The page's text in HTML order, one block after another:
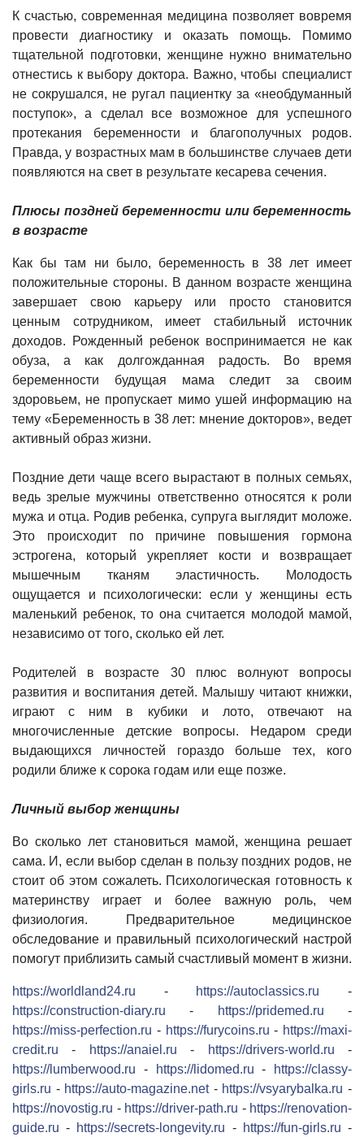
К счастью, современная медицина позволяет вовремя
провести диагностику и оказать помощь. Помимо
тщательной подготовки, женщине нужно внимательно
отнестись к выбору доктора. Важно, чтобы специалист
не сокрушался, не ругал пациентку за «необдуманный
поступок», а сделал все возможное для успешного
протекания беременности и благополучных родов.
Правда, у возрастных мам в большинстве случаев дети
появляются на свет в результате кесарева сечения.
Плюсы поздней беременности или беременность
в возрасте
Как бы там ни было, беременность в 38 лет имеет
положительные стороны. В данном возрасте женщина
завершает свою карьеру или просто становится
ценным сотрудником, имеет стабильный источник
доходов. Рожденный ребенок воспринимается не как
обуза, а как долгожданная радость. Во время
беременности будущая мама следит за своим
здоровьем, не пропускает мимо ушей информацию на
тему «Беременность в 38 лет: мнение докторов», ведет
активный образ жизни.
Поздние дети чаще всего вырастают в полных семьях,
ведь зрелые мужчины ответственно относятся к роли
мужа и отца. Родив ребенка, супруга выглядит моложе.
Это происходит по причине повышения гормона
эстрогена, который укрепляет кости и возвращает
мышечным тканям эластичность. Молодость
ощущается и психологически: если у женщины есть
маленький ребенок, то она считается молодой мамой,
независимо от того, сколько ей лет.
Родителей в возрасте 30 плюс волнуют вопросы
развития и воспитания детей. Малышу читают книжки,
играют с ним в кубики и лото, отвечают на
многочисленные детские вопросы. Недаром среди
выдающихся личностей гораздо больше тех, кого
родили ближе к сорока годам или еще позже.
Личный выбор женщины
Во сколько лет становиться мамой, женщина решает
сама. И, если выбор сделан в пользу поздних родов, не
стоит об этом сожалеть. Психологическая готовность к
материнству играет и более важную роль, чем
физиология. Предварительное медицинское
обследование и правильный психологический настрой
помогут приблизить самый счастливый момент в жизни.
https://worldland24.ru - https://autoclassics.ru -
https://construction-diary.ru - https://pridemed.ru -
https://miss-perfection.ru - https://furycoins.ru - https://maxi-
credit.ru - https://anaiel.ru - https://drivers-world.ru -
https://lumberwood.ru - https://lidomed.ru -
https://classy-
girls.ru - https://auto-magazine.net- https://vsyarybalka.ru -
https://novostig.ru - https://driver-path.ru - https://renovation-
guide.ru - https://secrets-longevity.ru - https://fun-girls.ru -